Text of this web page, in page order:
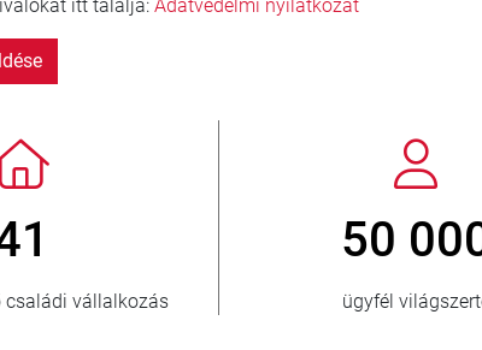
itt találja: Adatvédelmi nyilatkozat
3 500 000
eladott egység